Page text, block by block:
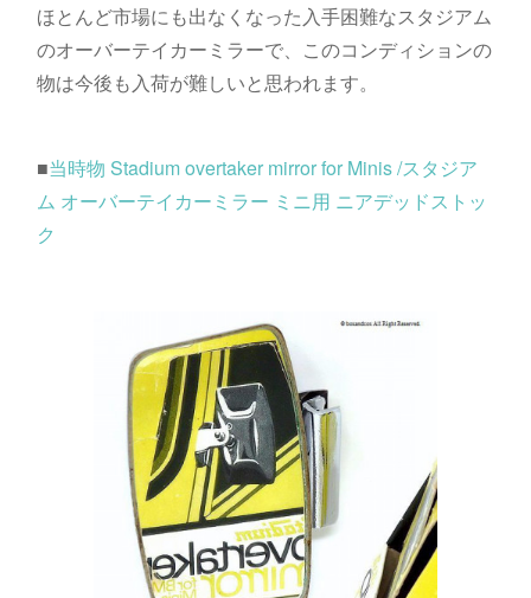
ほとんど市場にも出なくなった入手困難なスタジアム
のオーバーテイカーミラーで、このコンディションの
物は今後も入荷が難しいと思われます。
■当時物 Stadium overtaker mirror for Minis /スタジア
ム オーバーテイカーミラー ミニ用 ニアデッドストッ
ク